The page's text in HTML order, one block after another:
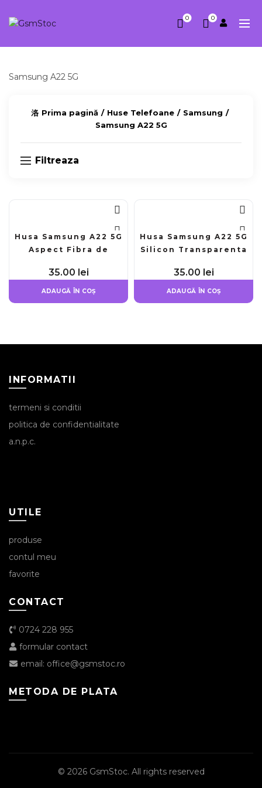
0 0
Samsung A22 5G
Prima pagină Huse Telefoane
Samsung
Samsung A22 5G
Filtreaza
Husa Samsung A22 5G
Aspect Fibra de
35.00 lei
ADAUGĂ ÎN COȘ
Husa Samsung A22 5G
Silicon Transparenta
35.00 lei
ADAUGĂ ÎN COȘ
INFORMATII
termeni si conditii
politica de confidentialitate
a.n.p.c.
UTILE
produse
contul meu
favorite
CONTACT
0724 228 955
formular contact
email: office@gsmstoc.ro
METODA DE PLATA
© 2026 GsmStoc. All rights reserved